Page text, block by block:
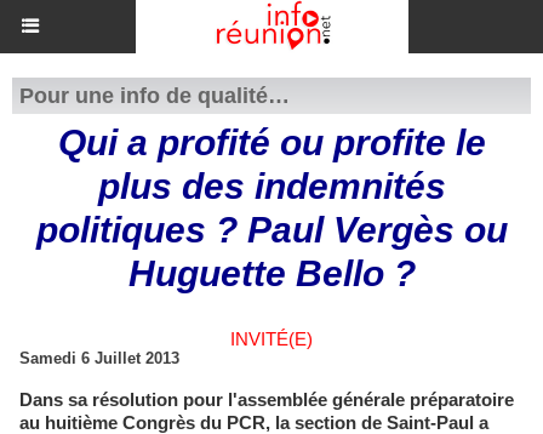
Pour une info de qualité…
Qui a profité ou profite le
plus des indemnités
politiques ? Paul Vergès ou
Huguette Bello ?
INVITÉ(E)
Samedi 6 Juillet 2013
Dans sa résolution pour l'assemblée générale préparatoire
au huitième Congrès du PCR, la section de Saint-Paul a